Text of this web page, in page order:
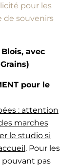
pour les
de souvenirs
avec
pour le
: attention
marches
le studio si
. Pour les
pas